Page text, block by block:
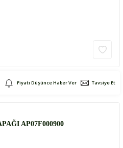
Fiyatı Düşünce Haber Ver Tavsiye Et
AP07F000900